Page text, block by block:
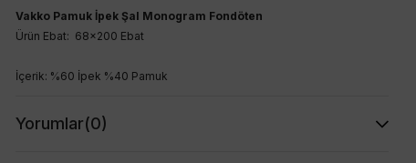
Vakko Pamuk İpek Şal Monogram Fondöten
Ürün Ebat: 68x200 Ebat
İçerik: %60 İpek %40 Pamuk
Yorumlar(0)